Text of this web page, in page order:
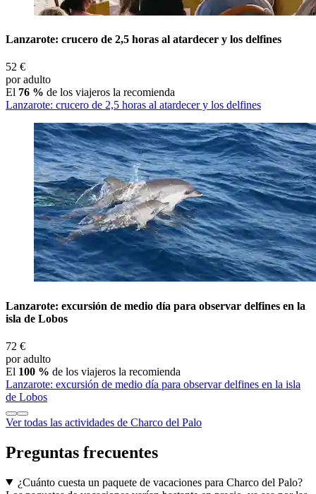
Lanzarote: crucero de 2,5 horas al atardecer y los delfines
52 €
por adulto
El 76 % de los viajeros la recomienda
Lanzarote: crucero de 2,5 horas al atardecer y los delfines
Lanzarote: excursión de medio día para observar delfines en la
isla de Lobos
72 €
por adulto
El 100 % de los viajeros la recomienda
Lanzarote: excursión de medio día para observar delfines en la isla
de Lobos
Ver todas las actividades de Charco del Palo
Preguntas frecuentes
¿Cuánto cuesta un paquete de vacaciones para Charco del Palo?